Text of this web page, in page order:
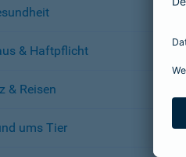
& Haftpflicht
& Reisen
ums Tier